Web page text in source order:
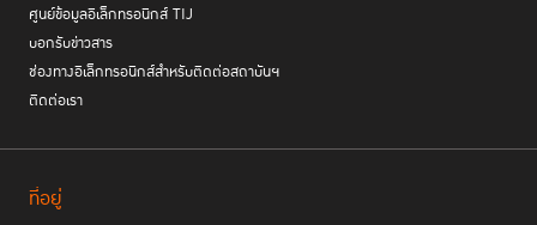
ศูนย์ข้อมูลอิเล็กทรอนิกส์ TIJ
บอกรับข่าวสาร
ช่องทางอิเล็กทรอนิกส์สำหรับติดต่อสถาบันฯ
ติดต่อเรา
ที่อยู่